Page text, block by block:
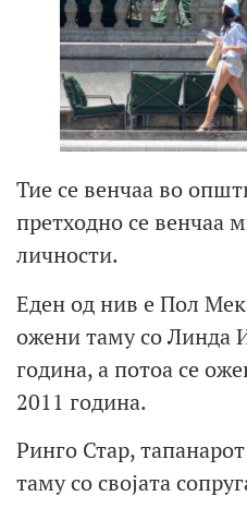
Тие се венчаа во
претходно се венчаа
личности.
Еден од нив е Пол
ожени таму со Линда
година, а потоа се
2011 година.
Ринго Стар,
таму со својата